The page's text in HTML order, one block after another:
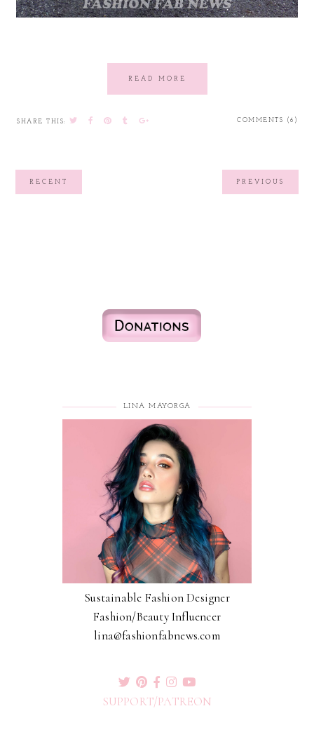
READ MORE
COMMENTS (6)
SHARE THIS:
RECENT PREVIOUS
LINA MAYORGA
Sustainable Fashion Designer
Fashion/Beauty Influencer
lina@fashionfabnews.com
SUPPORT/PATREON